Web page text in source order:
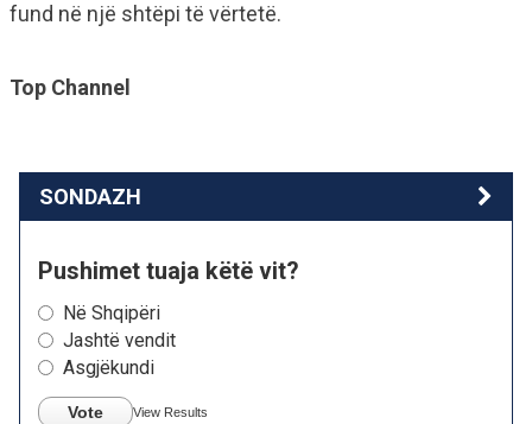
fund në një shtëpi të vërtetë.
Top Channel
SONDAZH
Pushimet tuaja këtë vit?
Në Shqipëri
Jashtë vendit
Asgjëkundi
Vote View Results